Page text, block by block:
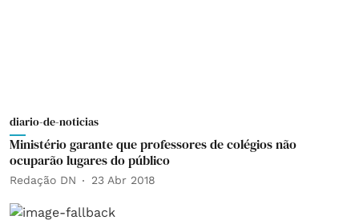
diario-de-noticias
Ministério garante que professores de colégios não
ocuparão lugares do público
Redação DN 23 Abr 2018